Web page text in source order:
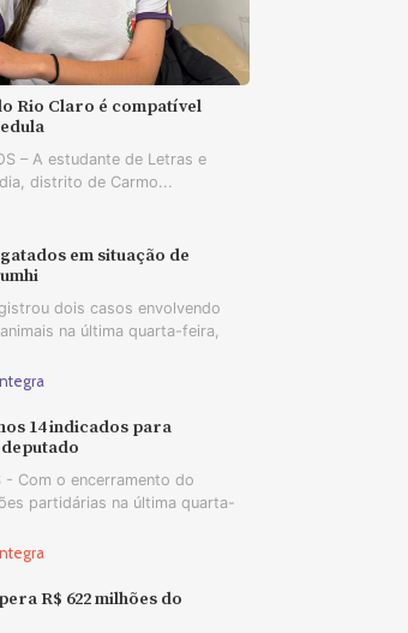
Rio Claro é compatível
– A estudante de Letras e
distrito de Carmo...
em situação de
dois casos envolvendo
na última quarta-feira,
14 indicados para
- Com o encerramento do
partidárias na última quarta-
R$ 622 milhões do